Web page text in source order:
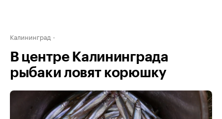
Калининград
В центре Калининграда
рыбаки ловят корюшку